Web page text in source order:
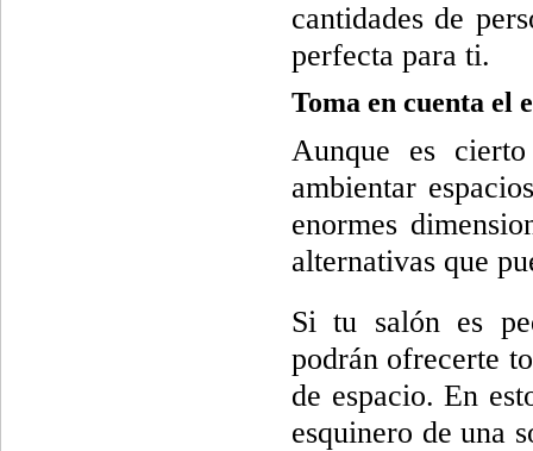
cantidades de
perfecta para ti.
Toma en cuenta el
Aunque es
ambientar
enormes
alternativas que
Si tu salón es
podrán ofrecerte
de espacio. En
esquinero de una